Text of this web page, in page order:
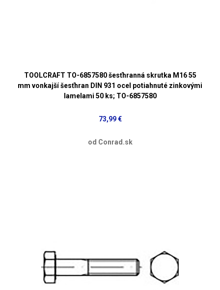
TOOLCRAFT TO-6857580 šesťhranná skrutka M16 55
mm vonkajší šesťhran DIN 931 ocel potiahnuté zinkovými
lamelami 50 ks; TO-6857580
73,99 €
od Conrad.sk